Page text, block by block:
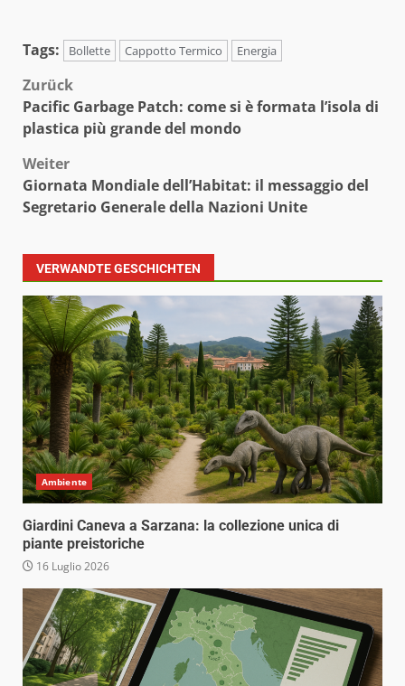
Tags: Bollette Cappotto Termico Energia
Beitragsnavigation
Zurück
Pacific Garbage Patch: come si è formata l’isola di
plastica più grande del mondo
Weiter
Giornata Mondiale dell’Habitat: il messaggio del
Segretario Generale della Nazioni Unite
VERWANDTE GESCHICHTEN
Ambiente
Giardini Caneva a Sarzana: la collezione unica di
piante preistoriche
16 Luglio 2026